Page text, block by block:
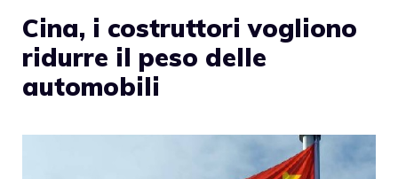
Cina, i costruttori vogliono
ridurre il peso delle
automobili